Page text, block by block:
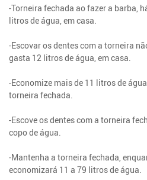
-Torneira fechada ao fazer a barba,
litros de água, em casa.
-Escovar os dentes com a torneira
gasta 12 litros de água, em casa.
-Economize mais de 11 litros de
torneira fechada.
-Escove os dentes com a torneira
copo de água.
-Mantenha a torneira fechada,
economizará 11 a 79 litros de água.